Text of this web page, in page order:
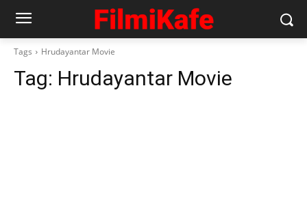
Tags Hrudayantar Movie
Tag: Hrudayantar Movie